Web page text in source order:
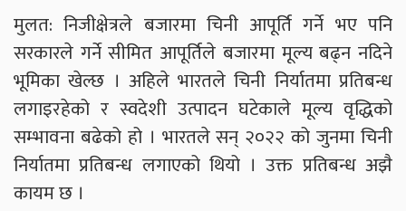
मुलत: निजीक्षेत्रले बजारमा चिनी आपूर्ति गर्ने भए पनि
सरकारले गर्ने सीमित आपूर्तिले बजारमा मूल्य बढ्न नदिने
भूमिका खेल्छ । अहिले भारतले चिनी निर्यातमा प्रतिबन्ध
लगाइरहेको र स्वदेशी उत्पादन घटेकाले मूल्य वृद्धिको
सम्भावना बढेको हो । भारतले सन् २०२२ को जुनमा चिनी
निर्यातमा प्रतिबन्ध लगाएको थियो । उक्त प्रतिबन्ध अझै
कायम छ ।